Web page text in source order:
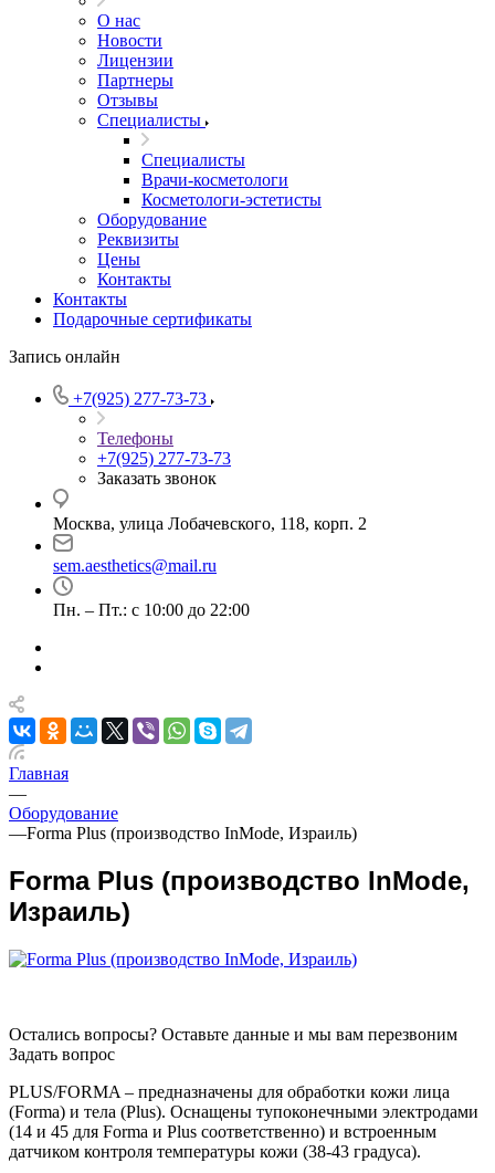
О нас
Новости
Лицензии
Партнеры
Отзывы
Специалисты
Специалисты
Врачи-косметологи
Косметологи-эстетисты
Оборудование
Реквизиты
Цены
Контакты
Контакты
Подарочные сертификаты
Запись онлайн
+7(925) 277-73-73
Телефоны
+7(925) 277-73-73
Заказать звонок
Москва, улица Лобачевского, 118, корп. 2
sem.aesthetics@mail.ru
Пн. – Пт.: с 10:00 до 22:00
Главная
—
Оборудование
—Forma Plus (производство InMode, Израиль)
Forma Plus (производство InMode,
Израиль)
Остались вопросы? Оставьте данные и мы вам перезвоним
Задать вопрос
PLUS/FORMA – предназначены для обработки кожи лица
(Forma) и тела (Plus). Оснащены тупоконечными электродами
(14 и 45 для Forma и Plus соответственно) и встроенным
датчиком контроля температуры кожи (38-43 градуса).